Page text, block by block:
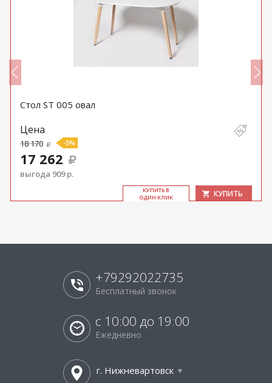
Стол ST 005 овал
Цена
18 170 -5%
17 262
выгода 909 р.
КУ­ПИТЬ В
ОДИН КЛИК
КУПИТЬ
+79292022735
Бесплатный звонок
с 10:00 до 19:00
Ежедневно
г. Нижневартовск